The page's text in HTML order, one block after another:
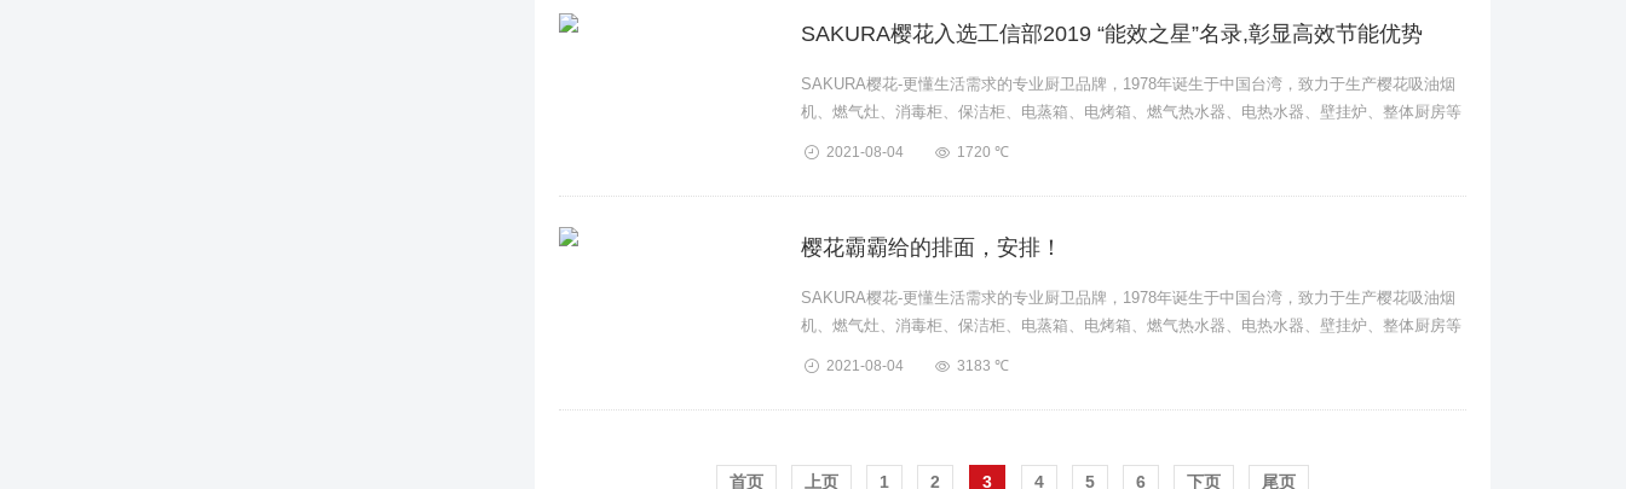
SAKURA樱花入选工信部2019 “能效之星”名录,彰显高效节能优势
SAKURA樱花-更懂生活需求的专业厨卫品牌，1978年诞生于中国台湾，致力于生产樱花吸油烟
机、燃气灶、消毒柜、保洁柜、电蒸箱、电烤箱、燃气热水器、电热水器、壁挂炉、整体厨房等
2021-08-04 1720 ℃
樱花霸霸给的排面，安排！
SAKURA樱花-更懂生活需求的专业厨卫品牌，1978年诞生于中国台湾，致力于生产樱花吸油烟
机、燃气灶、消毒柜、保洁柜、电蒸箱、电烤箱、燃气热水器、电热水器、壁挂炉、整体厨房等
2021-08-04 3183 ℃
首页 上页 1 2 3 4 5 6 下页 尾页